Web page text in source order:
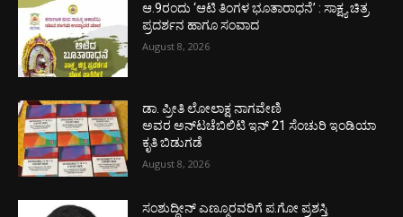
ಆ.9ರಂದು ‘ಆಟಿ ತಿಂಗಳ ಭೂತಾರಾಧನೆ’ : ಸಾಕ್ಷ್ಯ ಚಿತ್ರ
ಪ್ರದರ್ಶನ ಹಾಗೂ ಸಂವಾದ
August 8, 2026
ಡಾ. ಪ್ರೀತಿ ಲೋಲಾಕ್ಷ ನಾಗವೇಣಿ
ಅವರ ಅನ್‌ಟಚೆಬಿಲಿಟಿ ಇನ್ 21 ಸೆಂಚುರಿ ಇಂಡಿಯಾ
ಕೃತಿ ಬಿಡುಗಡೆ
August 8, 2026
ಸಂಶುದ್ಧೀನ್ ಎಣ್ಮೂರವರಿಗೆ ಪ.ಗೋ ಪ್ರಶಸ್ತಿ